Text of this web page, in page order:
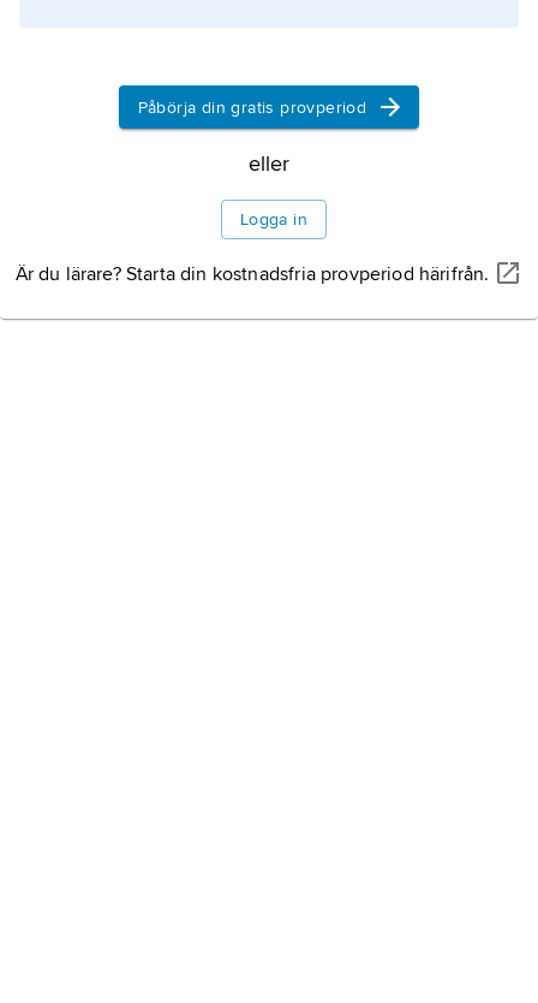
Påbörja din gratis provperiod
eller
Logga in
Är du lärare? Starta din kostnadsfria provperiod härifrån.